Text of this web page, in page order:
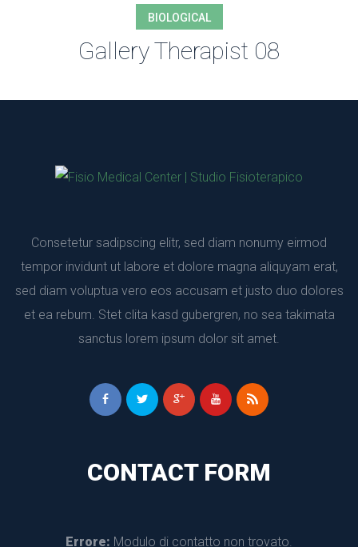
BIOLOGICAL
Gallery Therapist 08
Consetetur sadipscing elitr, sed diam nonumy eirmod
tempor invidunt ut labore et dolore magna aliquyam erat,
ed diam voluptua vero eos accusam et justo duo dolores
et ea rebum. Stet clita kasd gubergren, no sea takimata
anctus lorem ipsum dolor sit amet.
CONTACT FORM
Errore: Modulo di contatto non trovato.